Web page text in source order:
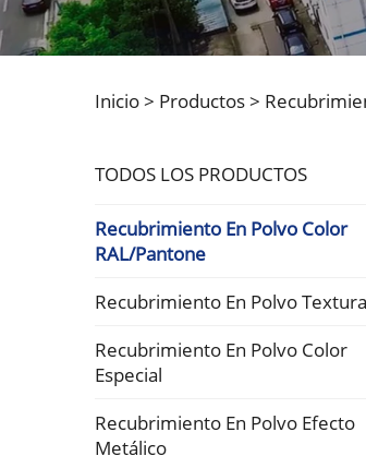
Inicio > Productos>
TODOS LOS PRODUCTOS
Recubrimiento En Polvo Color
RAL/Pantone
Recubrimiento En Polvo Textura
Recubrimiento En Polvo Color
Especial
Recubrimiento En Polvo Efecto
Metálico